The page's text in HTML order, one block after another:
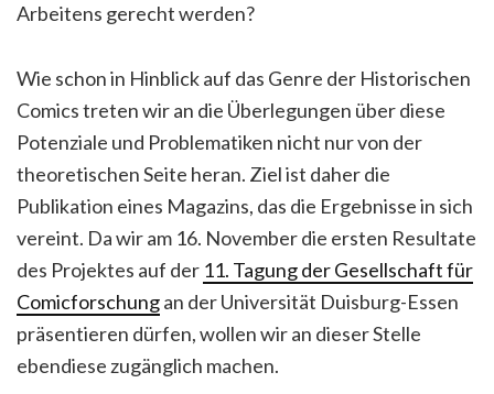
Arbeitens gerecht werden?
Wie schon in Hinblick auf das Genre der Historischen
Comics treten wir an die Überlegungen über diese
Potenziale und Problematiken nicht nur von der
theoretischen Seite heran. Ziel ist daher die
Publikation eines Magazins, das die Ergebnisse in sich
vereint. Da wir am 16. November die ersten Resultate
des Projektes auf der 11. Tagung der Gesellschaft für
Comicforschungan der Universität Duisburg-Essen
präsentieren dürfen, wollen wir an dieser Stelle
ebendiese zugänglich machen.